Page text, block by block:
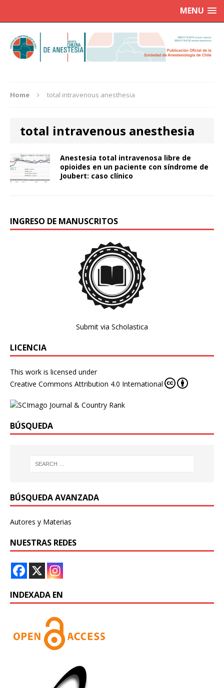
MENU
Home total intravenous anesthesia
total intravenous anesthesia
Anestesia total intravenosa libre de
opioides en un paciente con síndrome de
Joubert: caso clínico
INGRESO DE MANUSCRITOS
Submit via Scholastica
LICENCIA
This work is licensed under
Creative Commons Attribution 4.0 International
BÚSQUEDA
BÚSQUEDA AVANZADA
Autores y Materias
NUESTRAS REDES
INDEXADA EN